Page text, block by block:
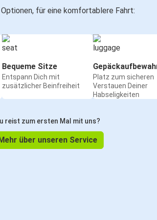
für eine komfortablere Fahrt:
Bequeme Sitze
Entspann Dich mit
zusätzlicher Beinfreiheit
Platz zum sicheren
Verstauen Deiner
Habseligkeiten
reist zum ersten Mal mit uns?
über unseren Service